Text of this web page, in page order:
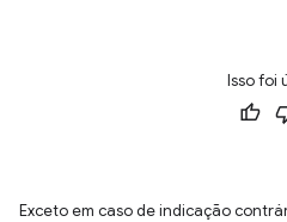
Isso foi
Exceto em caso de indicação